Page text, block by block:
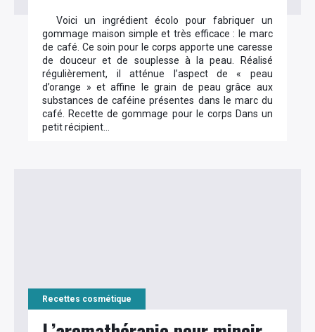
Voici un ingrédient écolo pour fabriquer un
gommage maison simple et très efficace : le marc
de café. Ce soin pour le corps apporte une caresse
de douceur et de souplesse à la peau. Réalisé
régulièrement, il atténue l’aspect de « peau
d’orange » et affine le grain de peau grâce aux
substances de caféine présentes dans le marc du
café. Recette de gommage pour le corps Dans un
petit récipient…
Recettes cosmétique